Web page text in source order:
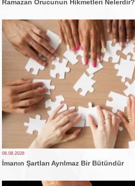
Ramazan Orucunun Hikmetleri Nelerdir?
08.08.2026
İmanın Şartları Ayrılmaz Bir Bütündür